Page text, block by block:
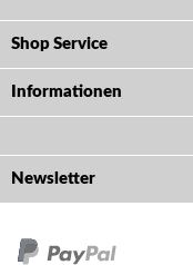
Shop Service
Informationen
Newsletter